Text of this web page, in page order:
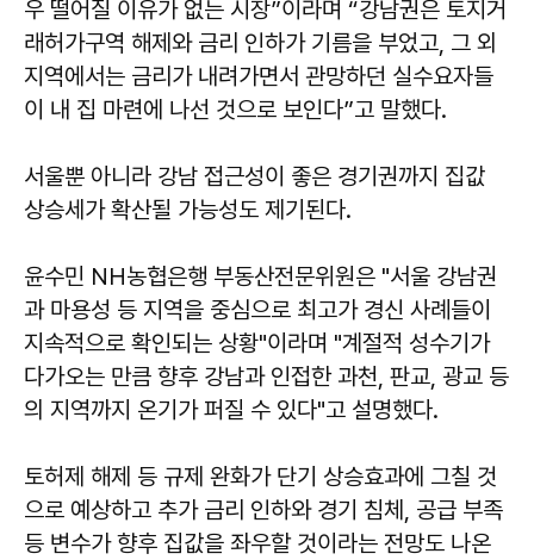
우 떨어질 이유가 없는 시장”이라며 “강남권은 토지거
래허가구역 해제와 금리 인하가 기름을 부었고, 그 외
지역에서는 금리가 내려가면서 관망하던 실수요자들
이 내 집 마련에 나선 것으로 보인다”고 말했다.
서울뿐 아니라 강남 접근성이 좋은 경기권까지 집값
상승세가 확산될 가능성도 제기된다.
윤수민 NH농협은행 부동산전문위원은 "서울 강남권
과 마용성 등 지역을 중심으로 최고가 경신 사례들이
지속적으로 확인되는 상황"이라며 "계절적 성수기가
다가오는 만큼 향후 강남과 인접한 과천, 판교, 광교 등
의 지역까지 온기가 퍼질 수 있다"고 설명했다.
토허제 해제 등 규제 완화가 단기 상승효과에 그칠 것
으로 예상하고 추가 금리 인하와 경기 침체, 공급 부족
등 변수가 향후 집값을 좌우할 것이라는 전망도 나온